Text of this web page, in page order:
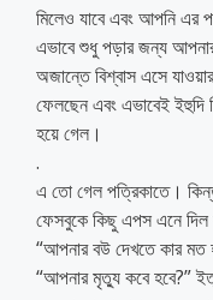
মিলেও যাবে এবং আপনি এর
এভাবে শুধু পড়ার জন্য আপনার
অজান্তে বিশ্বাস এসে
ফেলছেন এবং এভাবেই ইহুদি
হয়ে গেল।
.
এ তো গেল পত্রিকাতে।
ফেসবুকে কিছু এপস এনে দিল
“আপনার বউ দেখতে কার মত
“আপনার মৃত্যু কবে হবে?”